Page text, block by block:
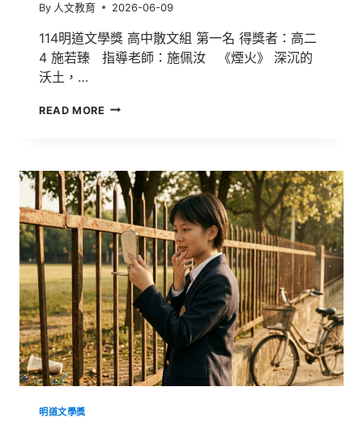
By 人文教育 2026-06-09
114明道文學獎 高中散文組 第一名 得獎者：高二
4 施若臻 指導老師：施佩汝 《煙火》 深沉的
沃土，…
READ MORE 114
獎-
高
中
散
文
組
第
一
名
作
品
明道文學獎